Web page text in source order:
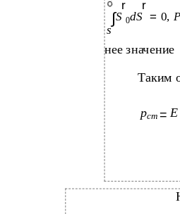
s
∫S
r
0dS
r
= 0, P
нее значение
Таким
pcт =E